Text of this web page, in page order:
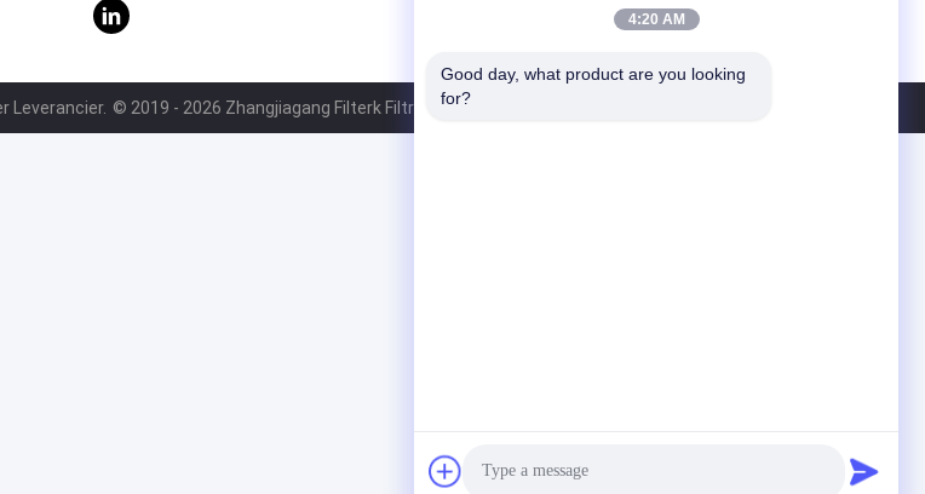
Leverancier. © 2019 - 2026 Zhangjiagang Filterk Filtration Equipment Co.,Ltd. All Rights Reserved.
4:20 AM
Good day, what product are you looking
for?